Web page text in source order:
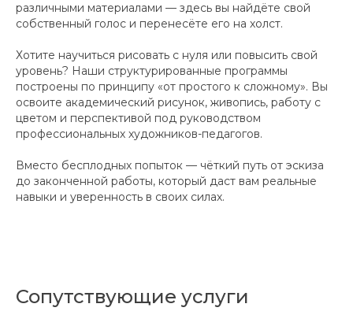
различными материалами — здесь вы найдёте свой
собственный голос и перенесёте его на холст.
Хотите научиться рисовать с нуля или повысить свой
уровень? Наши структурированные программы
построены по принципу «от простого к сложному». Вы
освоите академический рисунок, живопись, работу с
цветом и перспективой под руководством
профессиональных художников-педагогов.
Вместо бесплодных попыток — чёткий путь от эскиза
до законченной работы, который даст вам реальные
навыки и уверенность в своих силах.
Сопутствующие услуги